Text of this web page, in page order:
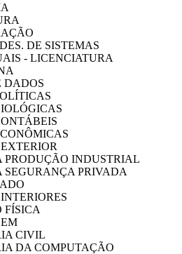
DE SISTEMAS
- LICENCIATURA
DADOS
PRODUÇÃO INDUSTRIAL
SEGURANÇA PRIVADA
FÍSICA
CIVIL
DA COMPUTAÇÃO